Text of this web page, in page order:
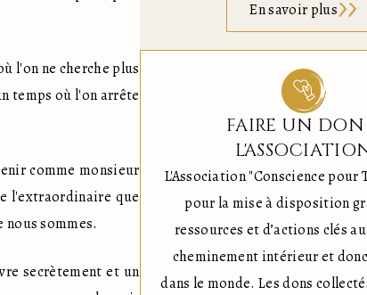
l'on ne cherche plus
temps où l'on arrête
comme monsieur
l'extraordinaire que
sommes.
secrètement et un
En savoir plus
FAIRE UN
L'Association "Conscience pour
pour la mise à disposition
ressources et d’actions clés
cheminement intérieur et
dans le monde. Les dons